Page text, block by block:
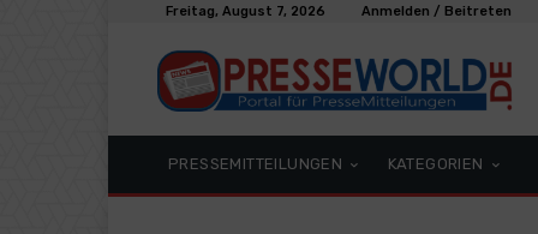
Freitag, August 7, 2026 Anmelden / Beitreten
PRESSEMITTEILUNGEN KATEGORIEN